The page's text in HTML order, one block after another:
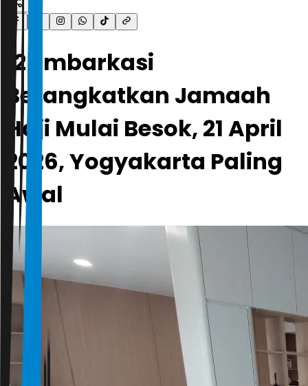
12 Embarkasi
Berangkatkan Jamaah
Haji Mulai Besok, 21 April
2026, Yogyakarta Paling
Awal